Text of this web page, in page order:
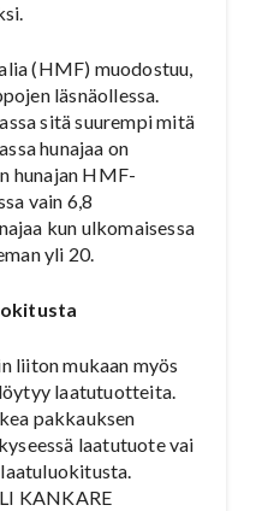
(HMF) muodostuu,
läsnäollessa.
sitä suurempi mitä
hunajaa on
hunajan HMF-
vain 6,8
kun ulkomaisessa
yli 20.
liiton mukaan myös
laatutuotteita.
pakkauksen
laatutuote vai
KANKARE